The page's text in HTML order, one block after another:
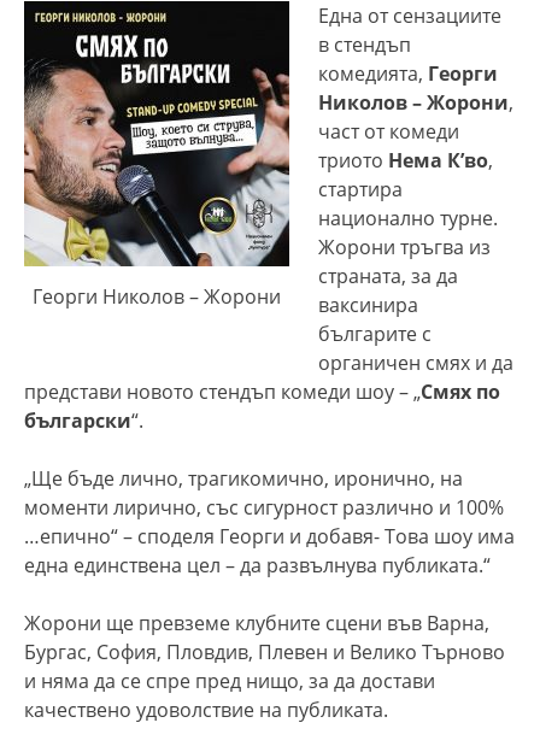
Георги Николов – Жорони
Една от сензациите
в стендъп
комедията, Георги
Николов – Жорони,
част от комеди
триото Нема К’во,
стартира
национално турне.
Жорони тръгва из
страната, за да
ваксинира
българите с
органичен смях и да
представи новото стендъп комеди шоу – „Смях по
български“.
„Ще бъде лично, трагикомично, иронично, на
моменти лирично, със сигурност различно и 100%
…епично“ – споделя Георги и добавя- Това шоу има
една единствена цел – да развълнува публиката.“
Жорони ще превземе клубните сцени във Варна,
Бургас, София, Пловдив, Плевен и Велико Търново
и няма да се спре пред нищо, за да достави
качествено удоволствие на публиката.